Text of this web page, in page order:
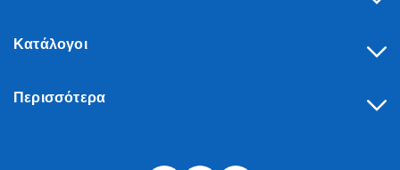
Κατάλογοι
Περισσότερα